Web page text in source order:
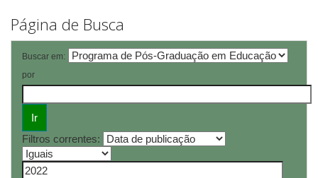
Página de Busca
Buscar em:
por
Filtros correntes: